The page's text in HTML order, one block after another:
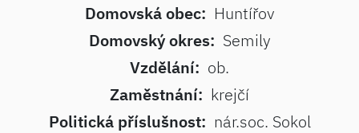
Domovská obec: Huntířov
Domovský okres: Semily
Vzdělání: ob.
Zaměstnání: krejčí
Politická příslušnost: nár.soc. Sokol